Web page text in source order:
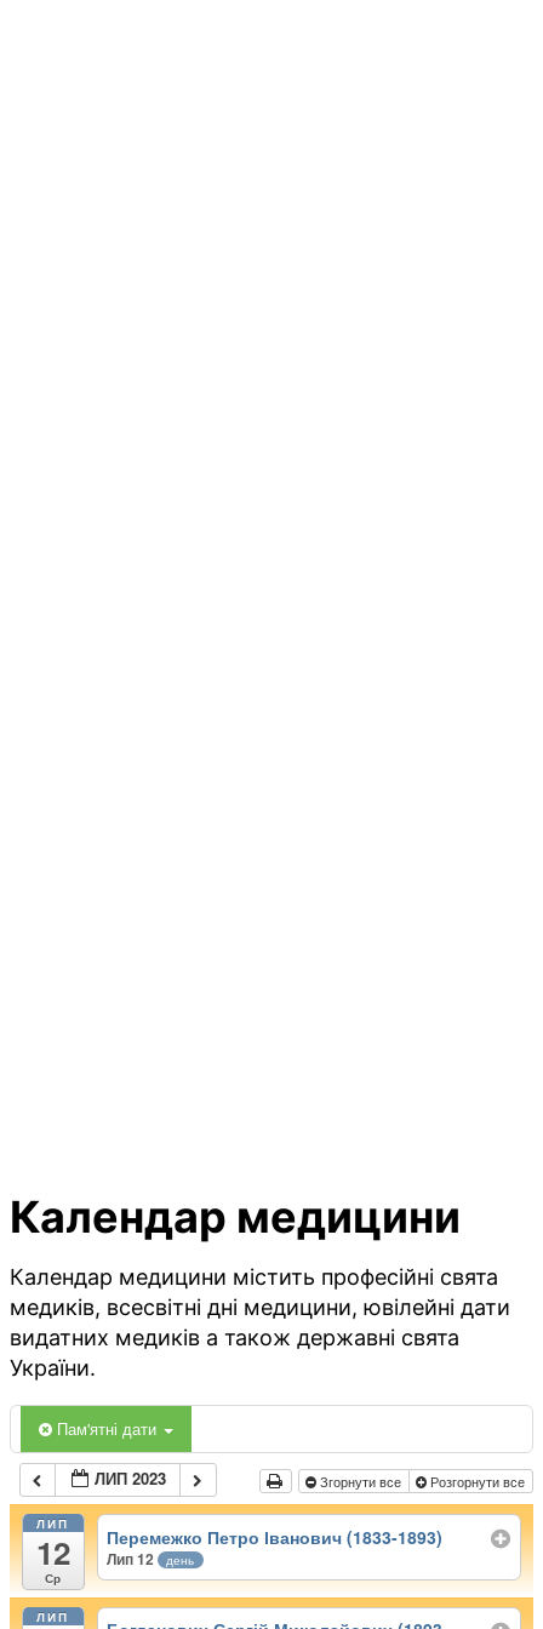
Календар медицини
Календар медицини містить професійні свята
медиків, всесвітні дні медицини, ювілейні дати
видатних медиків а також державні свята
України.
Пам'ятні дати
ЛИП 2023 Згорнути все Розгорнути все
ЛИП
12
Ср
Перемежко Петро Іванович (1833-1893)
Лип 12 день
ЛИП